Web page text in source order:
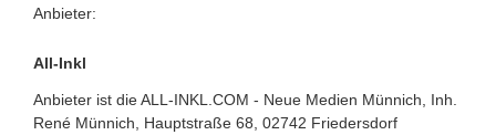
Anbieter:
All-Inkl
Anbieter ist die ALL-INKL.COM - Neue Medien Münnich, Inh.
René Münnich, Hauptstraße 68, 02742 Friedersdorf